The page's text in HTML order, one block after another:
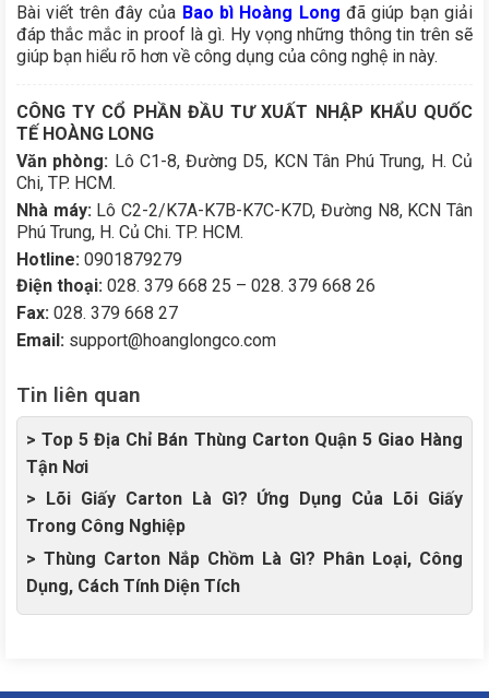
Bài viết trên đây của Bao bì Hoàng Long đã giúp bạn giải
đáp thắc mắc in proof là gì. Hy vọng những thông tin trên sẽ
giúp bạn hiểu rõ hơn về công dụng của công nghệ in này.
CÔNG TY CỔ PHẦN ĐẦU TƯ XUẤT NHẬP KHẨU QUỐC
TẾ HOÀNG LONG
Văn phòng: Lô C1-8, Đường D5, KCN Tân Phú Trung, H. Củ
Chi, TP. HCM.
Nhà máy:Lô C2-2/K7A-K7B-K7C-K7D, Đường N8, KCN Tân
Phú Trung, H. Củ Chi. TP. HCM.
Hotline: 0901879279
Điện thoại: 028. 379 668 25 – 028. 379 668 26
Fax: 028. 379 668 27
Email: support@hoanglongco.com
Tin liên quan
> Top 5 Địa Chỉ Bán Thùng Carton Quận 5 Giao Hàng
Tận Nơi
> Lõi Giấy Carton Là Gì? Ứng Dụng Của Lõi Giấy
Trong Công Nghiệp
> Thùng Carton Nắp Chồm Là Gì? Phân Loại, Công
Dụng, Cách Tính Diện Tích